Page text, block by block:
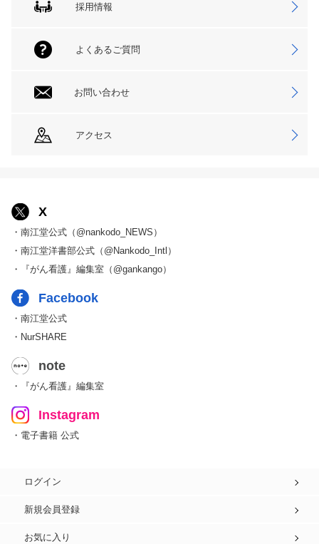
採用情報
よくあるご質問
お問い合わせ
アクセス
X
・南江堂公式（@nankodo_NEWS）
・南江堂洋書部公式（@Nankodo_Intl）
・『がん看護』編集室（@gankango）
Facebook
・南江堂公式
・NurSHARE
note
・『がん看護』編集室
Instagram
・電子書籍 公式
ログイン
新規会員登録
お気に入り